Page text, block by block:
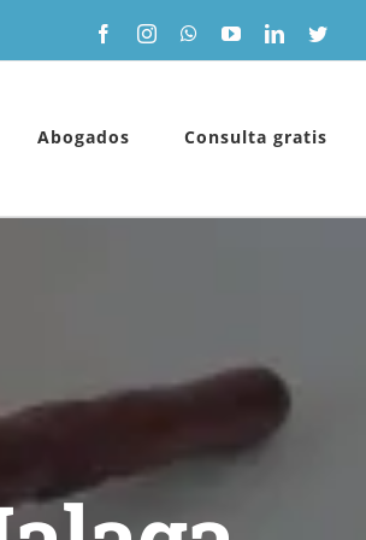
FacebookInstagramWhatsApp
YouTubeLinkedIn
Abogados Consulta gratis